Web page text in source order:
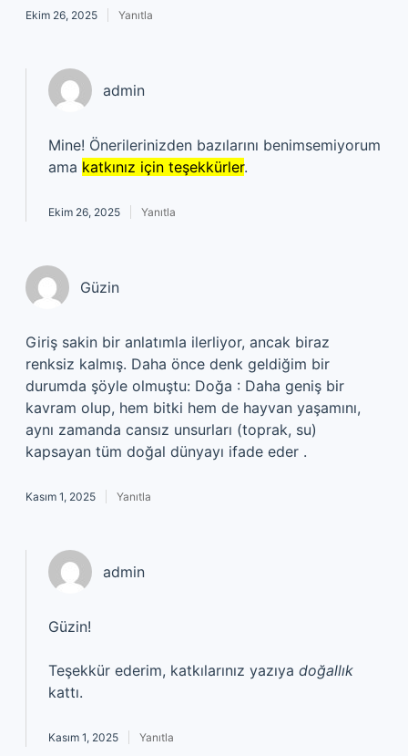
Ekim 26, 2025 Yanıtla
admin
Mine! Önerilerinizden bazılarını benimsemiyorum
ama katkınız için teşekkürler.
Ekim 26, 2025 Yanıtla
Güzin
Giriş sakin bir anlatımla ilerliyor, ancak biraz
renksiz kalmış. Daha önce denk geldiğim bir
durumda şöyle olmuştu: Doğa : Daha geniş bir
kavram olup, hem bitki hem de hayvan yaşamını,
aynı zamanda cansız unsurları (toprak, su)
kapsayan tüm doğal dünyayı ifade eder .
Kasım 1, 2025 Yanıtla
admin
Güzin!
Teşekkür ederim, katkılarınız yazıya doğallık
kattı.
Kasım 1, 2025 Yanıtla